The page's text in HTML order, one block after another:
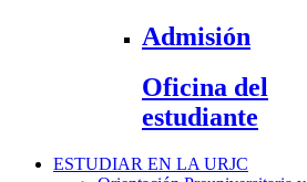
Admisión
Oficina del
estudiante
ESTUDIAR EN LA URJC